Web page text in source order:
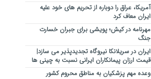
آمریکا، عراق را دوباره از تحریم های خود علیه
ایران معاف کرد
مهرنامه در کیش؛ پویشی برای جبران خسارت
جنگ
ایران در سریلانکا نیروگاه تجدیدپذیر می سازد|
قیمت ارزان پیمانکاران ایرانی نسبت به چینی ها
وعده مهم پزشکیان به مناطق محروم کشور